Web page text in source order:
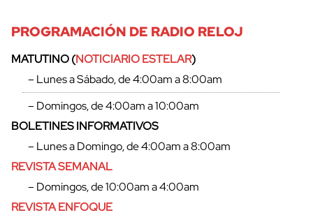
PROGRAMACIÓN DE RADIO RELOJ
MATUTINO (NOTICIARIO ESTELAR)
– Lunes a Sábado, de 4:00am a 8:00am
– Domingos, de 4:00am a 10:00am
BOLETINES INFORMATIVOS
– Lunes a Domingo, de 4:00am a 8:00am
REVISTA SEMANAL
– Domingos, de 10:00am a 4:00am
REVISTA ENFOQUE